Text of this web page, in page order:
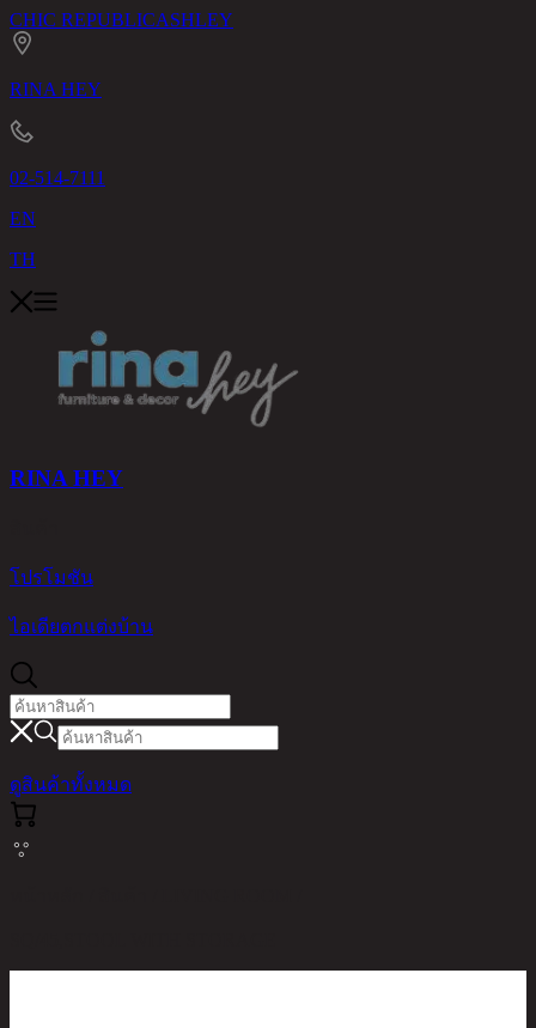
CHIC REPUBLICASHLEY
RINA HEY
02-514-7111
EN
TH
RINA HEY
โปรโมชัน
ไอเดียตกแต่งบ้าน
ดูสินค้าทั้งหมด